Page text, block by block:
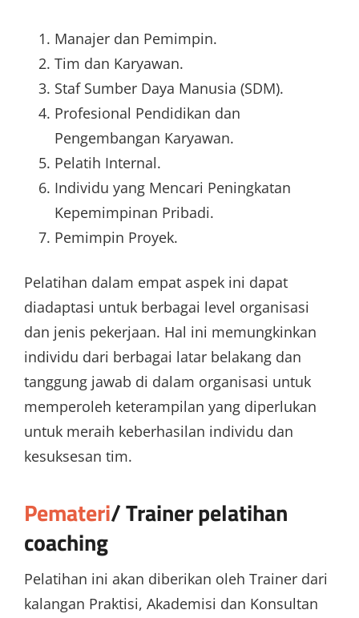
Manajer dan Pemimpin.
Tim dan Karyawan.
Staf Sumber Daya Manusia (SDM).
Profesional Pendidikan dan
Pengembangan Karyawan.
Pelatih Internal.
Individu yang Mencari Peningkatan
Kepemimpinan Pribadi.
Pemimpin Proyek.
Pelatihan dalam empat aspek ini dapat
diadaptasi untuk berbagai level organisasi
dan jenis pekerjaan. Hal ini memungkinkan
individu dari berbagai latar belakang dan
tanggung jawab di dalam organisasi untuk
memperoleh keterampilan yang diperlukan
untuk meraih keberhasilan individu dan
kesuksesan tim.
Pemateri/ Trainerpelatihan
coaching
Pelatihan ini akan diberikan oleh Trainer dari
kalangan Praktisi, Akademisi dan Konsultan